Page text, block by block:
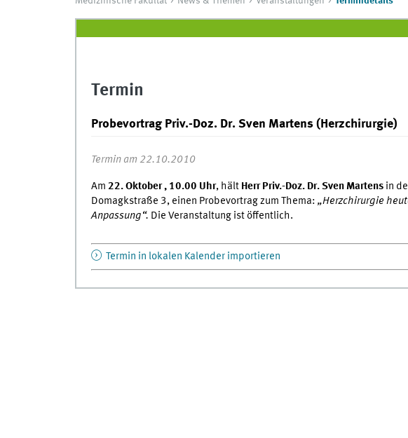
Termin
Probevortrag Priv.-Doz. Dr. Sven Martens (Herzchirurgie)
Termin am 22.10.2010
Am 22. Oktober , 10.00 Uhr, hält Herr Priv.-Doz. Dr. Sven Martensin
Domagkstraße 3, einen Probevortrag zum Thema: „Herzchirurgie
Anpassung“. Die Veranstaltung ist öffentlich.
Termin in lokalen Kalender importieren